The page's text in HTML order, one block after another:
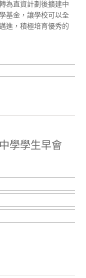
為直資計劃後擴建中
基金，讓學校可以全
進，積極培育優秀的
學學生早會